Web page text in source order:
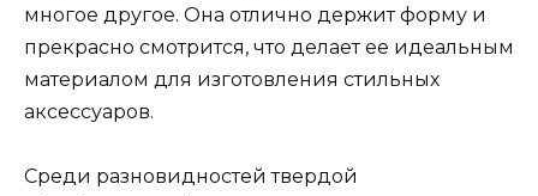
многое другое. Она отлично держит форму и
прекрасно смотрится, что делает ее идеальным
материалом для изготовления стильных
аксессуаров.
Среди разновидностей твердой